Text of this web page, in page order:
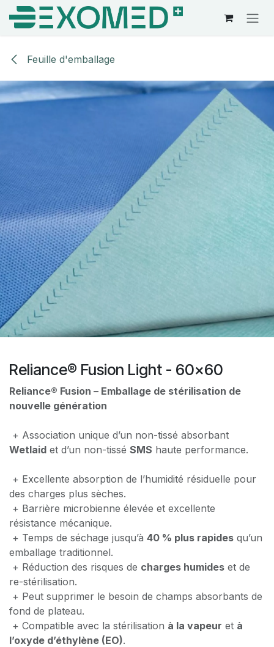
Se rendre au contenu
Feuille d'emballage
Reliance® Fusion Light - 60x60
Reliance® Fusion – Emballage de stérilisation de
nouvelle génération
+ Association unique d’un non-tissé absorbant
Wetlaid et d’un non-tissé SMS haute performance.
+ Excellente absorption de l’humidité résiduelle pour
des charges plus ​sèches.
+ Barrière microbienne élevée et excellente
résistance mécanique.
+ Temps de séchage jusqu’à 40 % plus rapides qu’un
emballage traditionnel.
+ Réduction des risques de charges humides et de
re-stérilisation.
+ Peut supprimer le besoin de champs absorbants de
fond de plateau.
+ Compatible avec la stérilisation à la vapeur et à
l’oxyde d’éthylène (EO).